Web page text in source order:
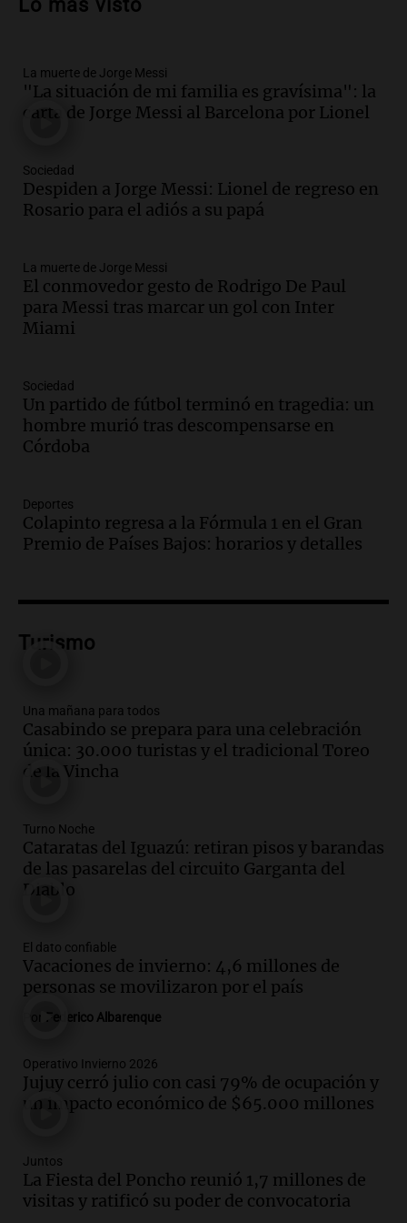
vehículos desde un puente
Audio.Tragedia en Mendoza: un muerto
y cinco heridos tras caer dos autos desde
un puente
Episodios
Audio.Messi llegará esta noche a
Rosario para acompañar a su familia
Episodios
Audio.Ley de Propiedad Privada: el revés
en el Congreso expuso una debilidad
comunicacional del Gobierno
Episodios
Audio.Casabindo se prepara para una
celebración única: 30.000 turistas y el
tradicional Toreo de la Vincha
Audio. Borges, abogada de Pourrain:
"Tres hombres se lo llevaron para
hacerle preguntas y nunca regresó"
Episodios
metros del río Suquía y retiraron hasta
Episodios
Audio.La historia de la servilleta que
firmó Jorge Messi para el primer
contrato de Leo con Barcelona
Audio.Joan Gaspart: "Sin Jorge, no sé si
Messi hubiera llegado adonde llegó"
Una mañana para todos
Audio.El orgullo y el sueño argentino de
Jorge Messi en una entrevista con Rony
Vargas en 2007
Una mañana para todos
Audio.El abuelo de Agostina Vega, tras
las nuevas detenciones: "En esa casa
todos tenían algo que ver"
Audio. Una nutricionista derribó el mito
del desayuno ideal: qué alimentos
conviene priorizar
Lo más visto
La muerte de Jorge Messi
"La situación de mi familia es gravísima": la
carta de Jorge Messi al Barcelona por Lionel
Sociedad
Despiden a Jorge Messi: Lionel de regreso en
Rosario para el adiós a su papá
La muerte de Jorge Messi
El conmovedor gesto de Rodrigo De Paul
para Messi tras marcar un gol con Inter
Miami
Sociedad
Un partido de fútbol terminó en tragedia: un
hombre murió tras descompensarse en
Córdoba
Deportes
Colapinto regresa a la Fórmula 1 en el Gran
Premio de Países Bajos: horarios y detalles
Turismo
Una mañana para todos
Casabindo se prepara para una celebración
única: 30.000 turistas y el tradicional Toreo
de la Vincha
Turno Noche
Cataratas del Iguazú: retiran pisos y barandas
de las pasarelas del circuito Garganta del
Diablo
El dato confiable
Vacaciones de invierno: 4,6 millones de
personas se movilizaron por el país
Federico Albarenque
Operativo Invierno 2026
Jujuy cerró julio con casi 79% de ocupación y
un impacto económico de $65.000 millones
Juntos
La Fiesta del Poncho reunió 1,7 millones de
visitas y ratificó su poder de convocatoria